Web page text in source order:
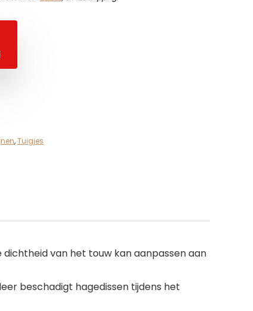
,Tuigjes
van het touw kan aanpassen aan
beschadigt hagedissen tijdens het